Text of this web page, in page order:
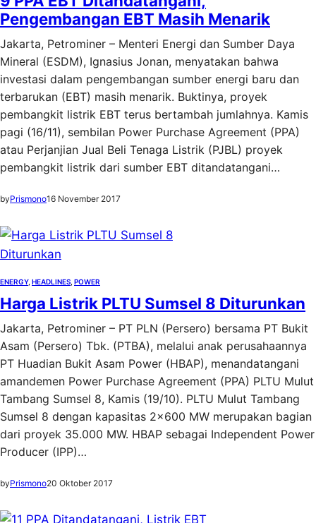
Pengembangan EBT Masih Menarik
Jakarta, Petrominer – Menteri Energi dan Sumber Daya
Mineral (ESDM), Ignasius Jonan, menyatakan bahwa
investasi dalam pengembangan sumber energi baru dan
terbarukan (EBT) masih menarik. Buktinya, proyek
pembangkit listrik EBT terus bertambah jumlahnya. Kamis
pagi (16/11), sembilan Power Purchase Agreement (PPA)
atau Perjanjian Jual Beli Tenaga Listrik (PJBL) proyek
pembangkit listrik dari sumber EBT ditandatangani…
byPrismono16 November 2017
ENERGY, HEADLINES POWER
Harga Listrik PLTU Sumsel 8 Diturunkan
Jakarta, Petrominer – PT PLN (Persero) bersama PT Bukit
Asam (Persero) Tbk. (PTBA), melalui anak perusahaannya
PT Huadian Bukit Asam Power (HBAP), menandatangani
amandemen Power Purchase Agreement (PPA) PLTU Mulut
Tambang Sumsel 8, Kamis (19/10). PLTU Mulut Tambang
Sumsel 8 dengan kapasitas 2×600 MW merupakan bagian
dari proyek 35.000 MW. HBAP sebagai Independent Power
Producer (IPP)…
byPrismono20 Oktober 2017